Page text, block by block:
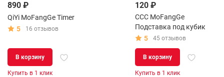
890 ₽
QiYi MoFangGe Timer
5
16 отзывов
В корзину
Купить в 1 клик
120 ₽
CCC MoFangGe
Подставка под кубик
5
45 отзывов
В корзину
Купить в 1 клик